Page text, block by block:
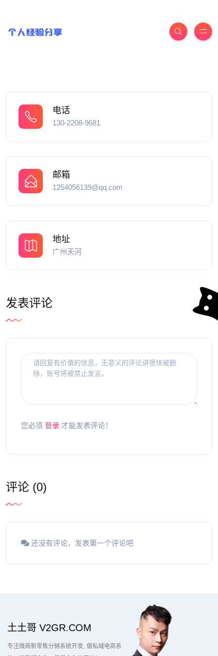
电话
130-2208-9681
邮箱
1254056139@qq.com
地址
广州天河
发表评论
您必须 登录 才能发表评论！
评论 (0)
还没有评论，发表第一个评论吧
土土哥 V2GR.COM
专注微商新零售分销系统开发 做私域电商系